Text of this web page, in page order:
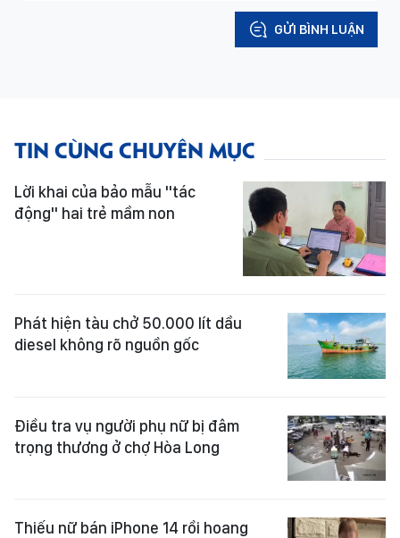
GỬI BÌNH LUẬN
TIN CÙNG CHUYÊN MỤC
Lời khai của bảo mẫu "tác
động" hai trẻ mầm non
Phát hiện tàu chở 50.000 lít dầu
diesel không rõ nguồn gốc
Điều tra vụ người phụ nữ bị đâm
trọng thương ở chợ Hòa Long
Thiếu nữ bán iPhone 14 rồi hoang